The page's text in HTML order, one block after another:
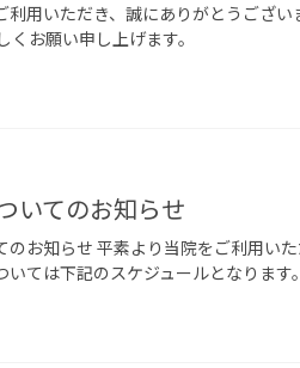
利用いただき、誠にありがとうござ
くお願い申し上げます。
いてのお知らせ
のお知らせ 平素より当院をご利用い
いては下記のスケジュールとなりま